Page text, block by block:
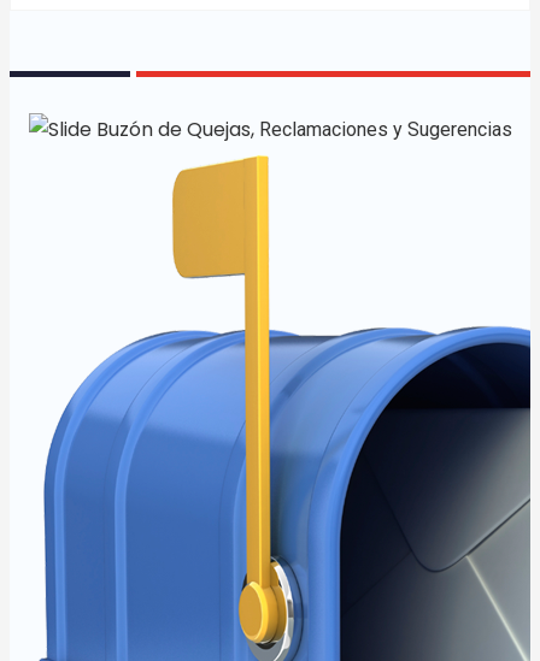
Buzón de Quejas, Reclamaciones y Sugerencias